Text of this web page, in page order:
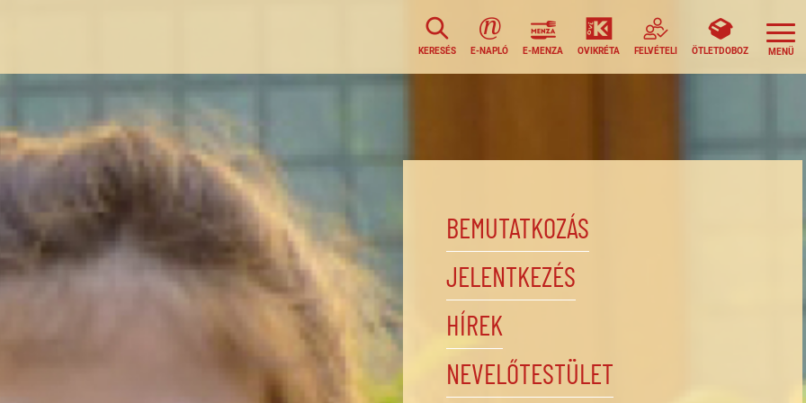
KERESÉS E-NAPLÓ E-MENZA OVIKRÉTA FELVÉTELI ÖTLETDOBOZ
BEMUTATKOZÁS
JELENTKEZÉS
HÍREK
NEVELŐTESTÜLET